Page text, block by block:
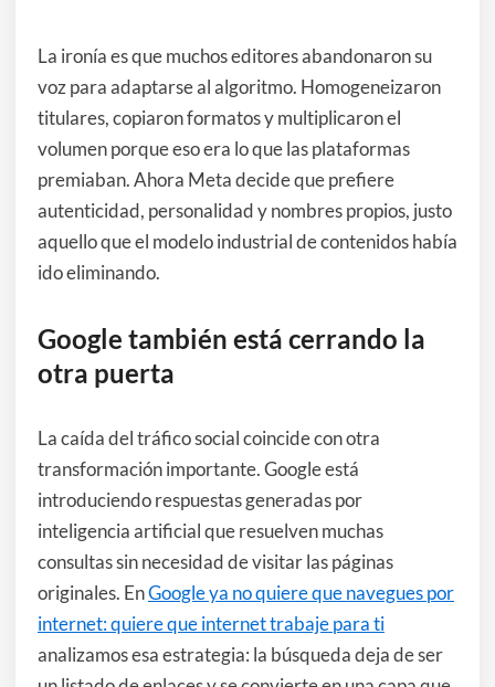
La ironía es que muchos editores abandonaron su
voz para adaptarse al algoritmo. Homogeneizaron
titulares, copiaron formatos y multiplicaron el
volumen porque eso era lo que las plataformas
premiaban. Ahora Meta decide que prefiere
autenticidad, personalidad y nombres propios, justo
aquello que el modelo industrial de contenidos había
ido eliminando.
Google también está cerrando la
otra puerta
La caída del tráfico social coincide con otra
transformación importante. Google está
introduciendo respuestas generadas por
inteligencia artificial que resuelven muchas
consultas sin necesidad de visitar las páginas
originales. EnGoogle ya no quiere que navegues por
internet: quiere que internet trabaje para ti
analizamos esa estrategia: la búsqueda deja de ser